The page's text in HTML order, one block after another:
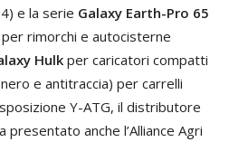
e la serie Galaxy Earth-Pro 65
rimorchi e autocisterne
Hulkper caricatori compatti
e antitraccia) per carrelli
Y-ATG, il distributore
presentato anche l’Alliance Agri